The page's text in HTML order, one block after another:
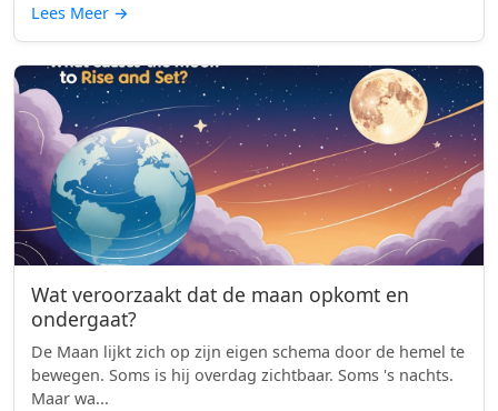
Lees Meer →
Wat veroorzaakt dat de maan opkomt en
ondergaat?
De Maan lijkt zich op zijn eigen schema door de hemel te
bewegen. Soms is hij overdag zichtbaar. Soms 's nachts.
Maar wa...